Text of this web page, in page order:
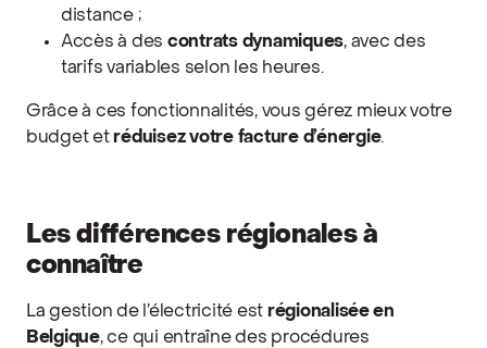
distance ;
Accès à des contrats dynamiques, avec des
tarifs variables selon les heures.
Grâce à ces fonctionnalités, vous gérez mieux votre
budget etréduisez votre facture d’énergie.
Les différences régionales à
connaître
La gestion de l’électricité est régionalisée en
Belgique, ce qui entraîne des procédures